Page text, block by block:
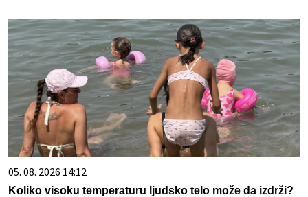
05. 08. 2026 14:12
Koliko visoku temperaturu ljudsko telo može da izdrži?